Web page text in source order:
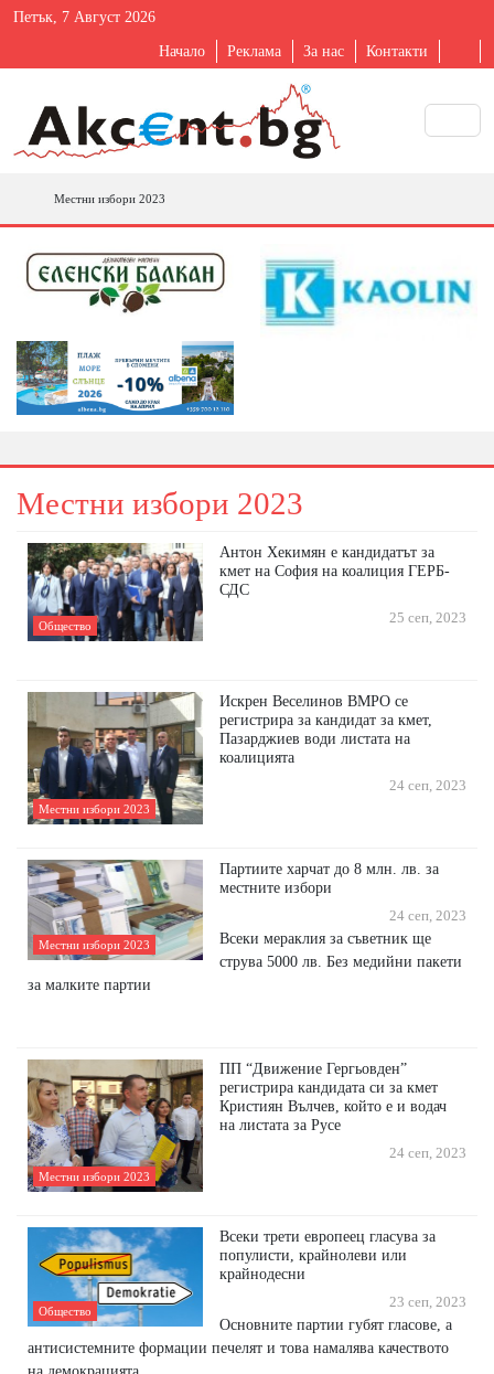
Петък, 7 Август 2026
Начало Реклама За нас Контакти
Местни избори 2023
Местни избори 2023
Общество
Антон Хекимян е кандидатът за
кмет на София на коалиция ГЕРБ-
СДС
25 сеп, 2023
Местни избори 2023
Искрен Веселинов ВМРО се
регистрира за кандидат за кмет,
Пазарджиев води листата на
коалицията
24 сеп, 2023
Местни избори 2023
Партиите харчат до 8 млн. лв. за
местните избори
24 сеп, 2023
Всеки мераклия за съветник ще
струва 5000 лв. Без медийни пакети
за малките партии
Местни избори 2023
ПП “Движение Гергьовден”
регистрира кандидата си за кмет
Кристиян Вълчев, който е и водач
на листата за Русе
24 сеп, 2023
Общество
Всеки трети европеец гласува за
популисти, крайнолеви или
крайнодесни
23 сеп, 2023
Основните партии губят гласове, а
антисистемните формации печелят и това намалява качеството